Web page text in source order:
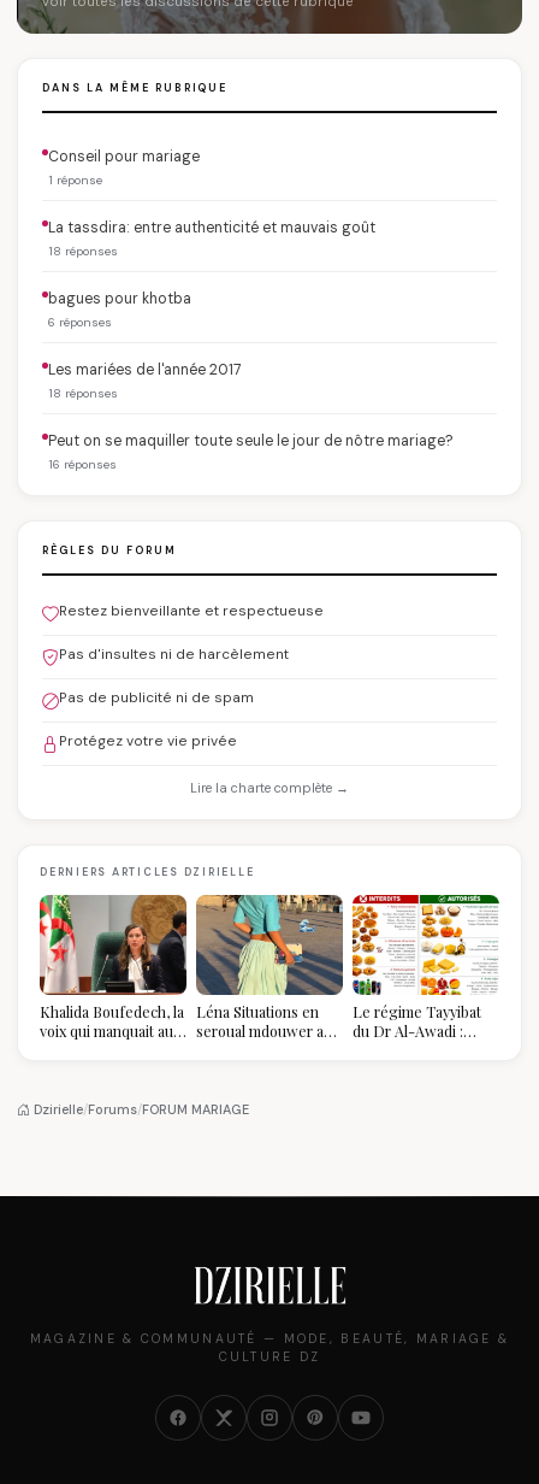
DANS LA MÊME RUBRIQUE
Conseil pour mariage
1 réponse
La tassdira: entre authenticité et mauvais goût
18 réponses
bagues pour khotba
6 réponses
Les mariées de l'année 2017
18 réponses
Peut on se maquiller toute seule le jour de nôtre mariage?
16 réponses
RÈGLES DU FORUM
Restez bienveillante et respectueuse
Pas d'insultes ni de harcèlement
Pas de publicité ni de spam
Protégez votre vie privée
Lire la charte complète →
DERNIERS ARTICLES DZIRIELLE
Khalida Boufedech, la
voix qui manquait au
Léna Situations en
seroual mdouwer au
pièce mode de l'été
Le régime Tayyibat
du Dr Al-Awadi :
Dzirielle/Forums/FORUM MARIAGE
MAGAZINE & COMMUNAUTÉ — MODE, BEAUTÉ, MARIAGE &
CULTURE DZ